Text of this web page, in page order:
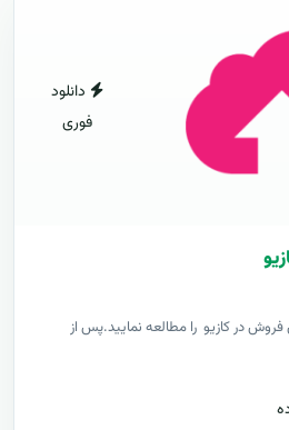
دانلود
فوری
در کازیو را مطالعه نمایید.پس از